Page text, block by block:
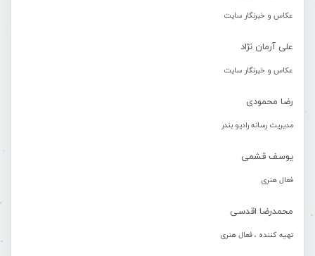
عکاس و خبرنگار سایت
علی آرمان نژاد
عکاس و خبرنگار سایت
رضا محمودی
مدیریت رسانه رادیو بندر
یوسف قشمی
فعال هنری
محمدرضا اقدسی
تهیه کننده ، فعال هنری